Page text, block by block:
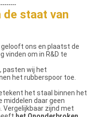
de staat van
gelooft ons en plaatst de
vinden om in R&D te
pasten wij het
het rubberspoor toe.
het staal binnen het
middelen daar geen
Vergelijkbaar zijnd met